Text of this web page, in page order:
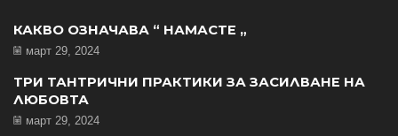
КАКВО ОЗНАЧАВА “ НАМАСТЕ „
март 29, 2024
ТРИ ТАНТРИЧНИ ПРАКТИКИ ЗА ЗАСИЛВАНЕ НА
ЛЮБОВТА
март 29, 2024